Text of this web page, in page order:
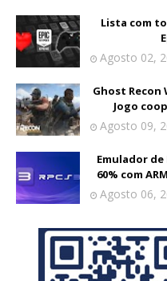
Lista com
Agosto 02,
Ghost Recon
Jogo
Agosto 09,
Emulador
60% com
Agosto 06,